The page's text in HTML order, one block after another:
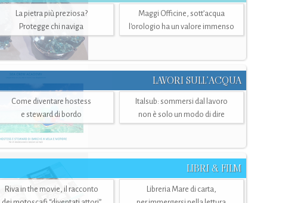
La pietra più preziosa?
Protegge chi naviga
Maggi Officine, sott’acqua
l'orologio ha un valore immenso
LAVORI SULL’ACQUA
Come diventare hostess
e steward di bordo
Italsub: sommersi dal lavoro
non è solo un modo di dire
LIBRI & FILM
Riva in the movie, il racconto
Libreria Mare di carta,